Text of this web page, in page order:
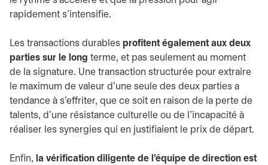
rapidement s’intensifie.
Les transactions durables profitent également aux deux
parties sur le long terme, et pas seulement au moment
de la signature. Une transaction structurée pour extraire
le maximum de valeur d’une seule des deux parties a
tendance à s’effriter, que ce soit en raison de la perte de
talents, d’une résistance culturelle ou de l’incapacité à
réaliser les synergies qui en justifiaient le prix de départ.
Enfin, la vérification diligente de l’équipe de direction est